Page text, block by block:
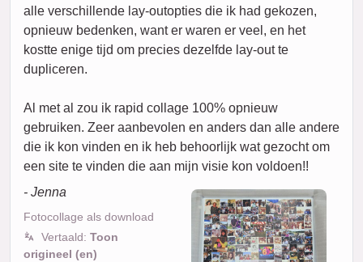
alle verschillende lay-outopties die ik had gekozen,
opnieuw bedenken, want er waren er veel, en het
kostte enige tijd om precies dezelfde lay-out te
dupliceren.
Al met al zou ik rapid collage 100% opnieuw
gebruiken. Zeer aanbevolen en anders dan alle andere
die ik kon vinden en ik heb behoorlijk wat gezocht om
een site te vinden die aan mijn visie kon voldoen!!
- Jenna
Fotocollage als download
Vertaald: Toon
origineel (en)